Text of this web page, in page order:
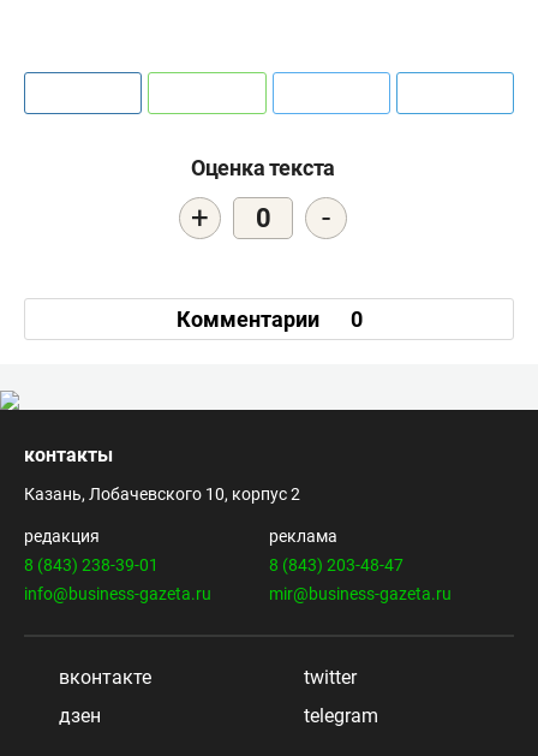
Оценка текста
+ 0 -
Комментарии 0
контакты
Казань, Лобачевского 10, корпус 2
редакция
8 (843) 238-39-01
info@business-gazeta.ru
реклама
8 (843) 203-48-47
mir@business-gazeta.ru
вконтакте
twitter
дзен
telegram